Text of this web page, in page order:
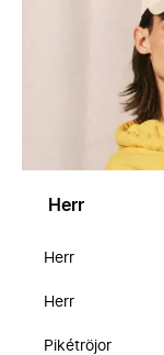
Herr
Herr
Herr
Pikétröjor